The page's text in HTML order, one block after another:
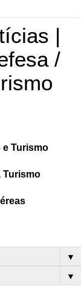
|
/
e Turismo
Turismo
▼
▼